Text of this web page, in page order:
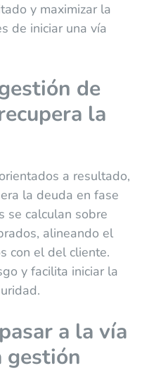
y maximizar la
de iniciar una vía
de
la
a resultado,
la deuda en fase
se calculan sobre
alineando el
con el del cliente.
y facilita iniciar la
a la vía
gestión